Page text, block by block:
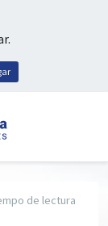
de lectura